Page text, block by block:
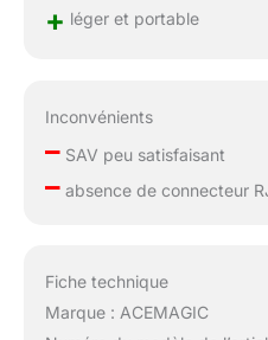
+ léger et portable
Inconvénients
–SAV peu satisfaisant
–absence de connecteur
Fiche technique
Marque : ACEMAGIC